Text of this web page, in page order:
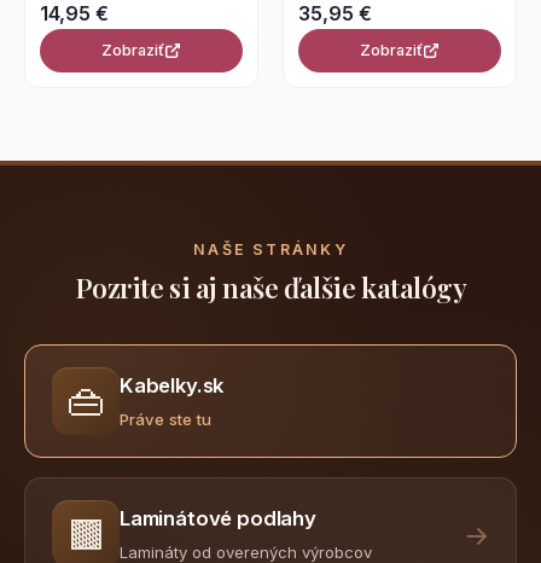
14,95 €
Zobraziť
35,95 €
Zobraziť
NAŠE STRÁNKY
Pozrite si aj naše ďalšie katalógy
👜 Kabelky.sk
Práve ste tu
🟫 Laminátové podlahy
Lamináty od overených výrobcov
→